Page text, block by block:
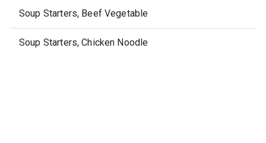
Soup Starters, Beef Vegetable
Soup Starters, Chicken Noodle